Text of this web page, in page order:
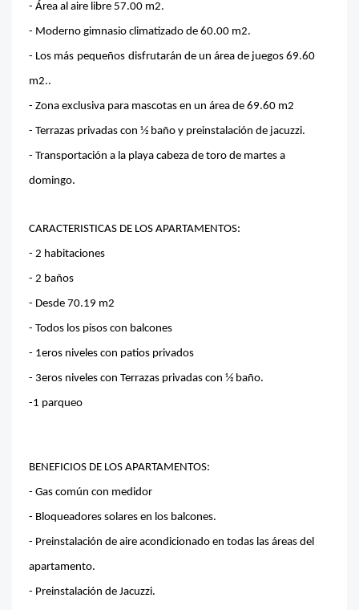
- Área al aire libre 57.00 m2.
- Moderno gimnasio climatizado de 60.00 m2.
- Los más pequeños disfrutarán de un área de juegos 69.60
m2..
- Zona exclusiva para mascotas en un área de 69.60 m2
- Terrazas privadas con 1⁄2 baño y preinstalación de jacuzzi.
- Transportación a la playa cabeza de toro de martes a
domingo.
CARACTERISTICAS DE LOS APARTAMENTOS:
- 2 habitaciones
- 2 baños
- Desde 70.19 m2
- Todos los pisos con balcones
- 1eros niveles con patios privados
- 3eros niveles con Terrazas privadas con 1⁄2 baño.
-1 parqueo
BENEFICIOS DE LOS APARTAMENTOS:
- Gas común con medidor
- Bloqueadores solares en los balcones.
- Preinstalación de aire acondicionado en todas las áreas del
apartamento.
- Preinstalación de Jacuzzi.